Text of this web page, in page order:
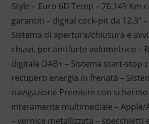
Style – Euro 6D Temp – 76.149 Km
garantiti – digital cock-pit da 12.3” –
Sistema di apertura/chiusura e
chiavi, per antifurto volumetrico –
digitale DAB+ – Sistema start-stop
recupero energia in frenata –
navigazione Premium con
interamente multimediale – Apple/
– vernice metallizzata – specchietti